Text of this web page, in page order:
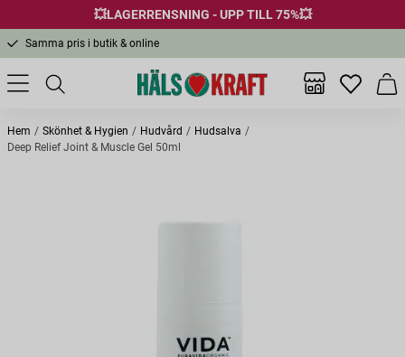
💥LAGERRENSNING - UPP TILL 75%💥
Fri frakt över 299 kr
Samma pris i butik & online
Fri frakt över 299 kr
Inga
Hem Skönhet & Hygien Hudvård
Hudsalva
Deep Relief Joint & Muscle Gel 50ml